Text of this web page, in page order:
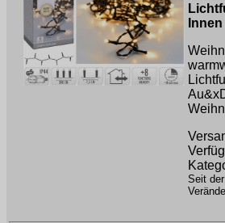
Innen
Seit